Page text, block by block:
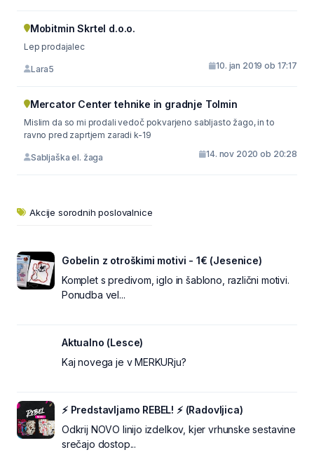
Mobitmin Skrtel d.o.o.
Lep prodajalec
Lara5 10. jan 2019 ob 17:17
Mercator Center tehnike in gradnje Tolmin
Mislim da so mi prodali vedoč pokvarjeno sabljasto žago, in to
ravno pred zaprtjem zaradi k-19
Sabljaška el. žaga 14. nov 2020 ob 20:28
Akcije sorodnih poslovalnice
Gobelin z otroškimi motivi - 1€ (Jesenice)
Komplet s predivom, iglo in šablono, različni motivi.
Ponudba vel...
Aktualno (Lesce)
Kaj novega je v MERKURju?
⚡ Predstavljamo REBEL! ⚡ (Radovljica)
Odkrij NOVO linijo izdelkov, kjer vrhunske sestavine
srečajo dostop...